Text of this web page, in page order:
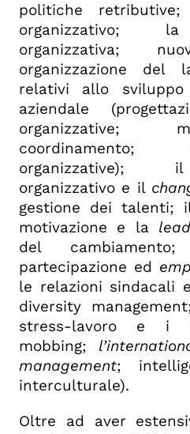
politiche
organizzativo; la
organizzativa;
organizzazione del
relativi allo sviluppo
aziendale
organizzative;
organizzative);
organizzativo e il
gestione dei talenti;
motivazione e la
del
partecipazione ed
le relazioni sindacali
diversity
stress-lavoro e i
mobbing;
management;
interculturale).
Oltre ad aver